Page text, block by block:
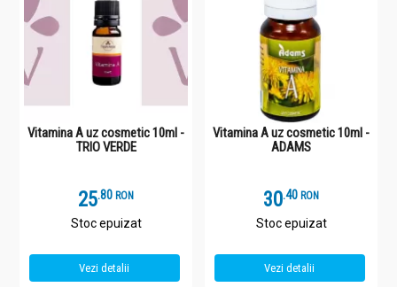
Vitamina A uz cosmetic 10ml -
TRIO VERDE
25.8 RON
Stoc epuizat
Vezi detalii
Vitamina A uz cosmetic 10ml -
ADAMS
30.4 RON
Stoc epuizat
Vezi detalii